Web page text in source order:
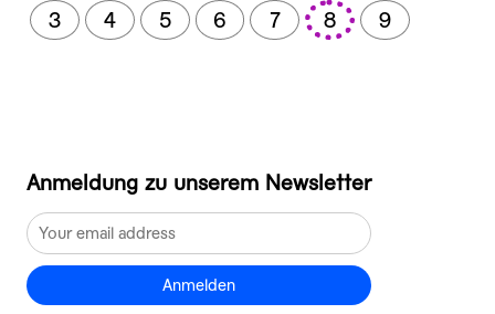
3 4 5 6 7 8 9
Anmeldung zu unserem Newsletter
Anmelden